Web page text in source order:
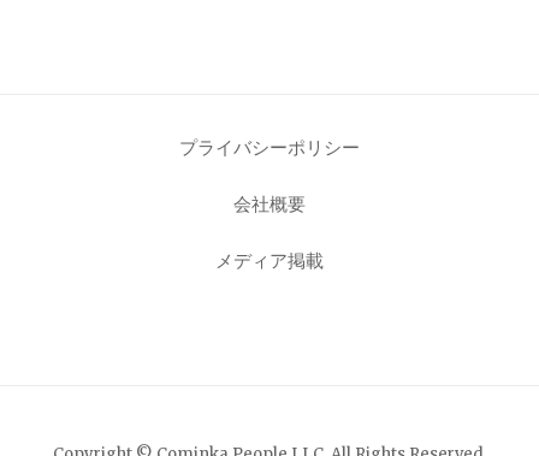
プライバシーポリシー
会社概要
メディア掲載